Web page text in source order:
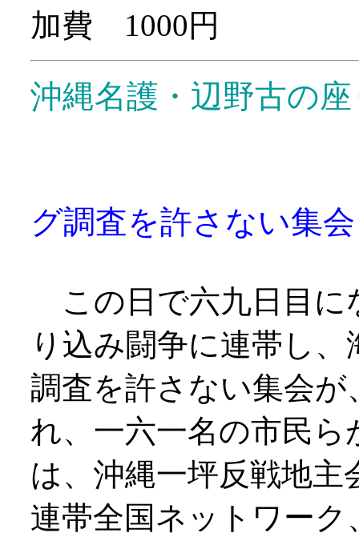
加費 1000円
沖縄名護・辺野古の
グ調査を許さない集会
この日で六九日目に
り込み闘争に連帯し
調査を許さない集会
れ、一六一名の市民
は、沖縄一坪反戦地
連帯全国ネットワー